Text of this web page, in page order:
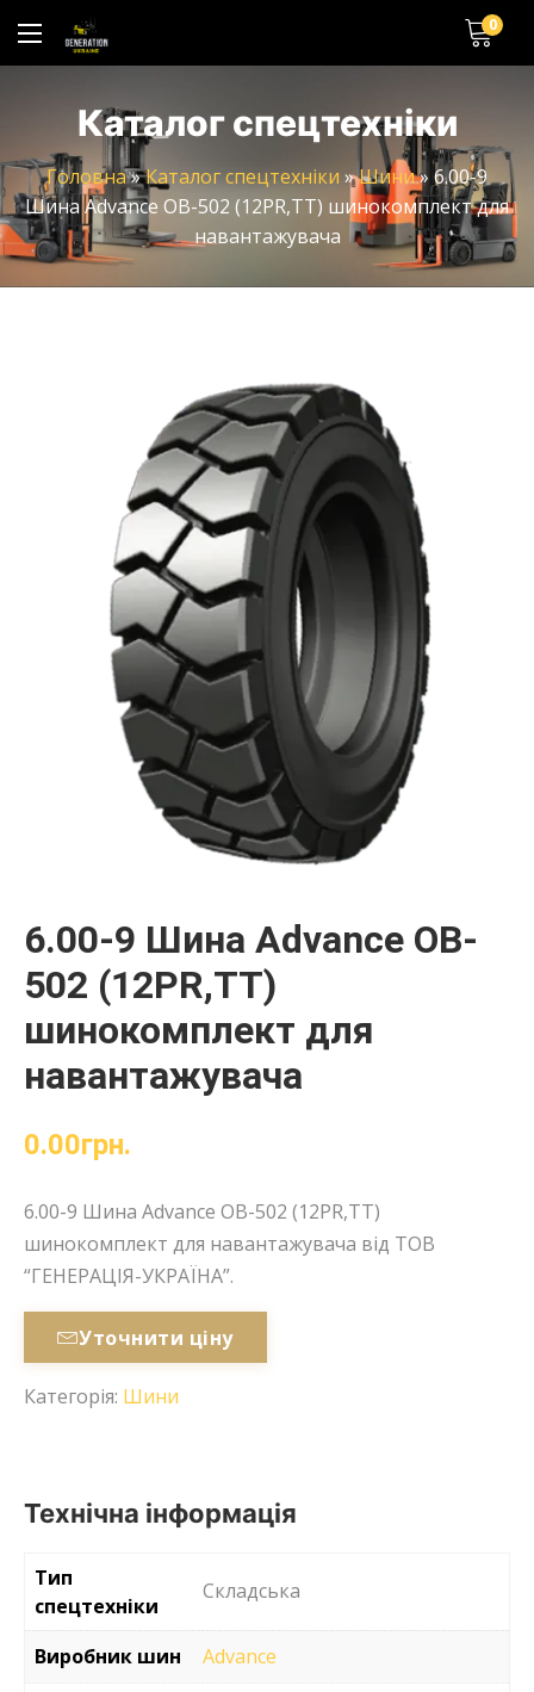
0
Каталог спецтехніки
Головна»Каталог спецтехніки»Шини» 6.00-9
Шина Advance OB-502 (12PR,TT) шинокомплект для
навантажувача
6.00-9 Шина Advance OB-
502 (12PR,TT)
шинокомплект для
навантажувача
0.00грн.
6.00-9 Шина Advance OB-502 (12PR,TT)
шинокомплект для навантажувача від ТОВ
“ГЕНЕРАЦІЯ-УКРАЇНА”.
Уточнити ціну
Категорія: Шини
Технічна інформація
Тип
спецтехніки
Cкладська
Виробник шин
Advance